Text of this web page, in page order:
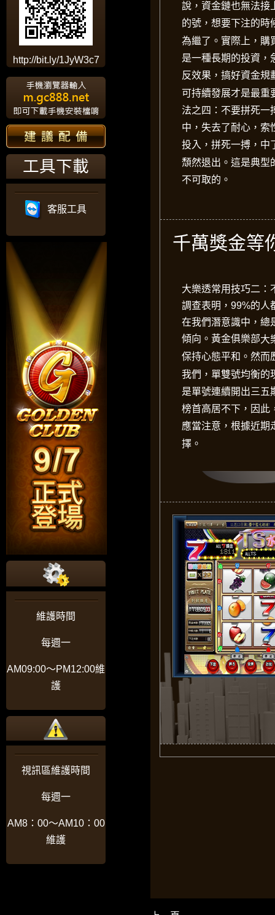
http://bit.ly/1JyW3c7
工具下載
客服工具
維護時間
每週一
AM09:00〜PM12:00維
護
視訊區維護時間
每週一
AM8：00〜AM10：00
維護
說，資金鏈也無法接
的號，想要下注的時
為繼了。實際上，購
是一種長期的投資，
反效果，搞好資金規
可持續發展才是最重
法之四：不要拼死一
中，失去了耐心，索
投入，拼死一搏，中
頹然退出。這是典型
不可取的。
千萬獎金等
大樂透常用技巧二：
調查表明，99%的人
在我們潛意識中，總
傾向。 黃金俱樂部‎大
保持心態平和。 然而
我們，單雙號均衡的
是單號連續開出三五
榜首高居不下，因此
應當注意，根據近期
擇。